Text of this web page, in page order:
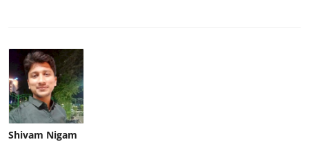
Shivam Nigam